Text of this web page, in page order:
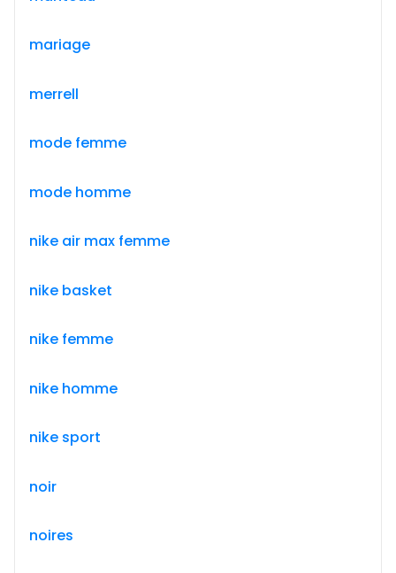
mariage
merrell
mode femme
mode homme
nike air max femme
nike basket
nike femme
nike homme
nike sport
noir
noires